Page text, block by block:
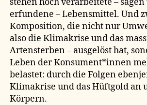
erfundene – Lebensmittel. Und
Komposition, die nicht nur
also die Klimakrise und das
Artensterben – ausgelöst hat,
Leben der Konsument*innen
belastet: durch die Folgen
Klimakrise und das Hüftgold an
Körpern.